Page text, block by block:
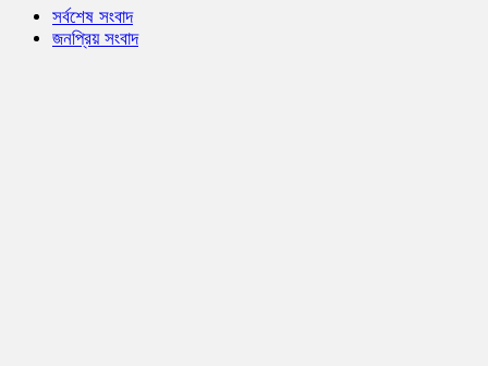
সর্বশেষ সংবাদ
জনপ্রিয় সংবাদ